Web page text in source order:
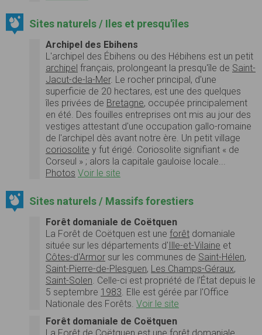
Sites naturels / Iles et presqu'îles
Archipel des Ebihens
L'archipel des Ébihens ou des Hébihens est un petit
archipel français, prolongeant la presqu'île de Saint-
Jacut-de-la-Mer. Le rocher principal, d'une
superficie de 20 hectares, est une des quelques
îles privées de Bretagne, occupée principalement
en été. Des fouilles entreprises ont mis au jour des
vestiges attestant d'une occupation gallo-romaine
de l'archipel dès avant notre ère. Un petit village
coriosolite y fut érigé. Coriosolite signifiant « de
Corseul » ; alors la capitale gauloise locale...
Photos Voir le site
Sites naturels / Massifs forestiers
Forêt domaniale de Coëtquen
La Forêt de Coëtquen est une forêt domaniale
située sur les départements d' Ille-et-Vilaine et
Côtes-d'Armor sur les communes de Saint-Hélen,
Saint-Pierre-de-Plesguen, Les Champs-Géraux,
Saint-Solen. Celle-ci est propriété de l'État depuis le
5 septembre 1983. Elle est gérée par l'Office
Nationale des Forêts. Voir le site
Forêt domaniale de Coëtquen